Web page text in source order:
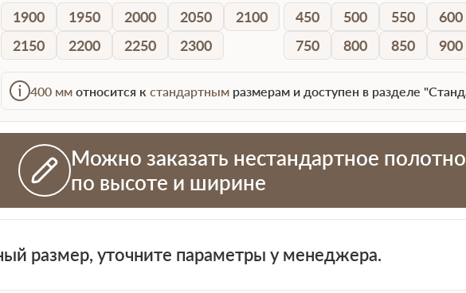
1900
1950 2000 2050
2100
2150
2200 2250 2300
450
500 550 600
750
800 850 900
400 мм относится кстандартным размерам и доступен в разделе
Можно заказать нестандартное полотно
по высоте и ширине
размер, уточните параметры у менеджера.
+7 (931) 913-51-83